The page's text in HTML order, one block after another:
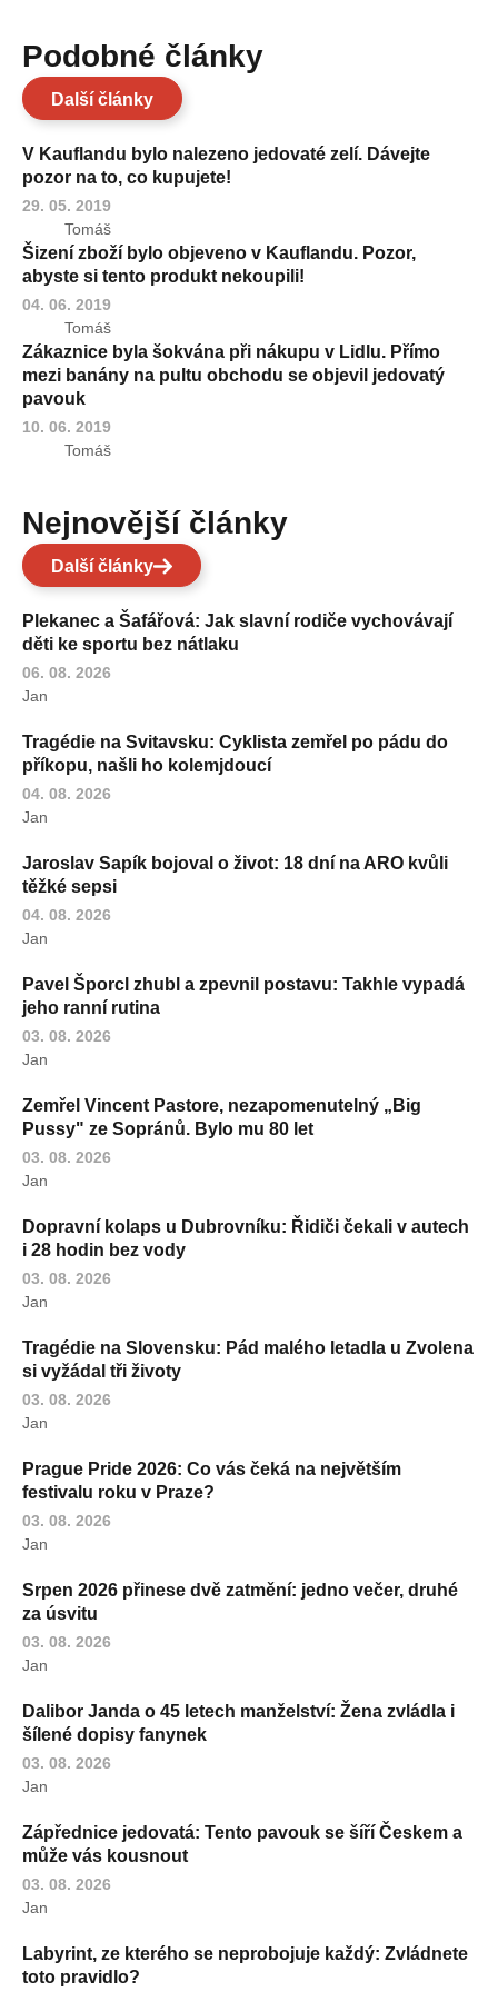
Podobné články
Další články
V Kauflandu bylo nalezeno jedovaté zelí. Dávejte
pozor na to, co kupujete!
29. 05. 2019
Tomáš
Šizení zboží bylo objeveno v Kauflandu. Pozor,
abyste si tento produkt nekoupili!
04. 06. 2019
Tomáš
Zákaznice byla šokvána při nákupu v Lidlu. Přímo
mezi banány na pultu obchodu se objevil jedovatý
pavouk
10. 06. 2019
Tomáš
Nejnovější články
Další články
Plekanec a Šafářová: Jak slavní rodiče vychovávají
děti ke sportu bez nátlaku
06. 08. 2026
Jan
Tragédie na Svitavsku: Cyklista zemřel po pádu do
příkopu, našli ho kolemjdoucí
04. 08. 2026
Jan
Jaroslav Sapík bojoval o život: 18 dní na ARO kvůli
těžké sepsi
04. 08. 2026
Jan
Pavel Šporcl zhubl a zpevnil postavu: Takhle vypadá
jeho ranní rutina
03. 08. 2026
Jan
Zemřel Vincent Pastore, nezapomenutelný „Big
Pussy" ze Sopránů. Bylo mu 80 let
03. 08. 2026
Jan
Dopravní kolaps u Dubrovníku: Řidiči čekali v autech
i 28 hodin bez vody
03. 08. 2026
Jan
Tragédie na Slovensku: Pád malého letadla u Zvolena
si vyžádal tři životy
03. 08. 2026
Jan
Prague Pride 2026: Co vás čeká na největším
festivalu roku v Praze?
03. 08. 2026
Jan
Srpen 2026 přinese dvě zatmění: jedno večer, druhé
za úsvitu
03. 08. 2026
Jan
Dalibor Janda o 45 letech manželství: Žena zvládla i
šílené dopisy fanynek
03. 08. 2026
Jan
Zápřednice jedovatá: Tento pavouk se šíří Českem a
může vás kousnout
03. 08. 2026
Jan
Labyrint, ze kterého se neprobojuje každý: Zvládnete
toto pravidlo?